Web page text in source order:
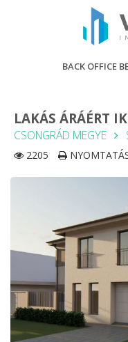
BACK OFFICE
LAKÁS ÁRÁÉRT
CSONGRÁD MEGYE
2205